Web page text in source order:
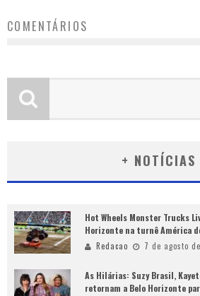
COMENTÁRIOS
+ NOTÍCIAS
Hot Wheels Monster Trucks
Horizonte na turnê América
Redacao 7 de agosto
As Hilárias: Suzy Brasil,
retornam a Belo Horizonte